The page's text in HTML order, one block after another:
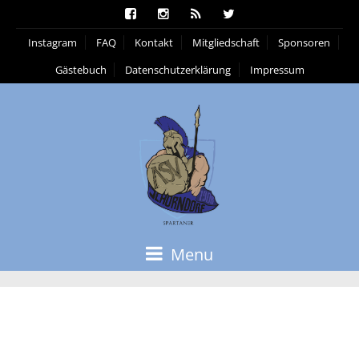
Instagram FAQ Kontakt Mitgliedschaft
Sponsoren
Gästebuch
Datenschutzerklärung Impressum
Menu